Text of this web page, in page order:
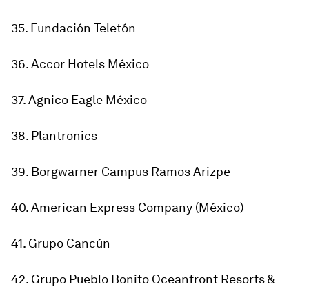
35. Fundación Teletón
36. Accor Hotels México
37. Agnico Eagle México
38. Plantronics
39. Borgwarner Campus Ramos Arizpe
40. American Express Company (México)
41. Grupo Cancún
42. Grupo Pueblo Bonito Oceanfront Resorts &